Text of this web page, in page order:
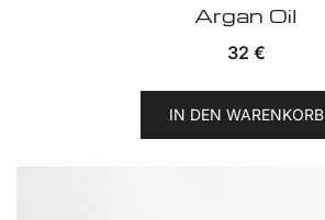
Argan Oil
32 €
IN DEN WARENKORB